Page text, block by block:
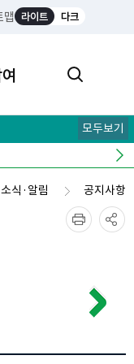
맵 라이트 다크
모두보기
소식·알림 공지사항